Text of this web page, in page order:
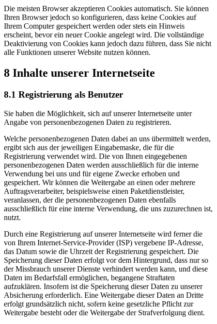
Die meisten Browser akzeptieren Cookies automatisch. Sie können
Ihren Browser jedoch so konfigurieren, dass keine Cookies auf
Ihrem Computer gespeichert werden oder stets ein Hinweis
erscheint, bevor ein neuer Cookie angelegt wird. Die vollständige
Deaktivierung von Cookies kann jedoch dazu führen, dass Sie nicht
alle Funktionen unserer Website nutzen können.
8 Inhalte unserer Internetseite
8.1 Registrierung als Benutzer
Sie haben die Möglichkeit, sich auf unserer Internetseite unter
Angabe von personenbezogenen Daten zu registrieren.
Welche personenbezogenen Daten dabei an uns übermittelt werden,
ergibt sich aus der jeweiligen Eingabemaske, die für die
Registrierung verwendet wird. Die von Ihnen eingegebenen
personenbezogenen Daten werden ausschließlich für die interne
Verwendung bei uns und für eigene Zwecke erhoben und
gespeichert. Wir können die Weitergabe an einen oder mehrere
Auftragsverarbeiter, beispielsweise einen Paketdienstleister,
veranlassen, der die personenbezogenen Daten ebenfalls
ausschließlich für eine interne Verwendung, die uns zuzurechnen ist,
nutzt.
Durch eine Registrierung auf unserer Internetseite wird ferner die
von Ihrem Internet-Service-Provider (ISP) vergebene IP-Adresse,
das Datum sowie die Uhrzeit der Registrierung gespeichert. Die
Speicherung dieser Daten erfolgt vor dem Hintergrund, dass nur so
der Missbrauch unserer Dienste verhindert werden kann, und diese
Daten im Bedarfsfall ermöglichen, begangene Straftaten
aufzuklären. Insofern ist die Speicherung dieser Daten zu unserer
Absicherung erforderlich. Eine Weitergabe dieser Daten an Dritte
erfolgt grundsätzlich nicht, sofern keine gesetzliche Pflicht zur
Weitergabe besteht oder die Weitergabe der Strafverfolgung dient.